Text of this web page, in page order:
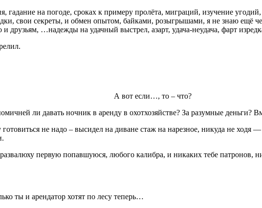
гадание на погоде, сроках к примеру пролёта, миграций, изучение
свои секреты, и обмен опытом, байками, розыгрышами, я не знаю ещё
друзьям, …надежды на удачный выстрел, азарт, удача-неудача, фарт
А вот если…, то – что?
ли давать ночник в аренду в охотхозяйстве? За разумные
не надо – высидел на диване стаж на нарезное, никуда не ходя
первую попавшуюся, любого калибра, и никаких тебе патронов,
ты и арендатор хотят по лесу теперь…